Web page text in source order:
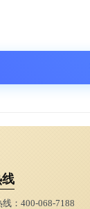
确定这些基
论文中解
了一个引
细胞
和理解这些
线：400-068-7188